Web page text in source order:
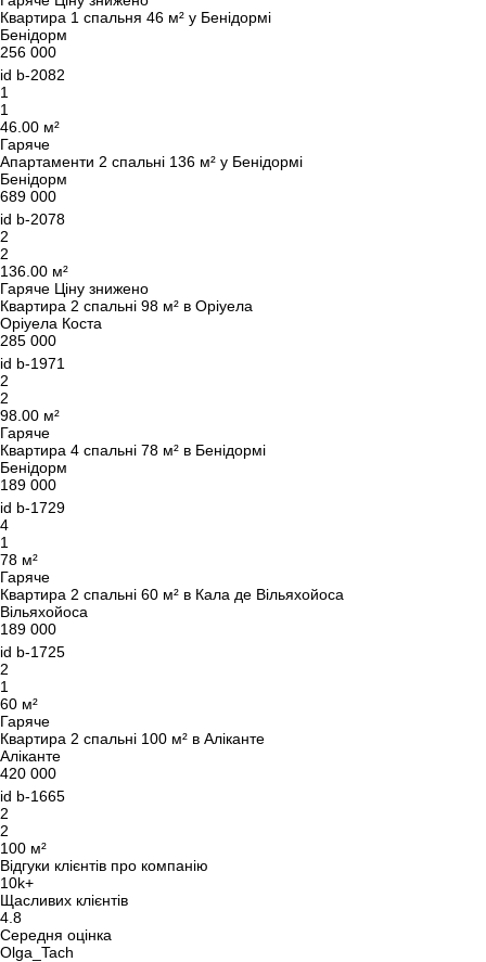
Квартира 1 спальня 46 м² у Бенідормі
Бенідорм
256 000
id b-2082
1
1
46.00 м²
Гаряче
Апартаменти 2 спальні 136 м² у Бенідормі
Бенідорм
689 000
id b-2078
2
2
136.00 м²
Гаряче Ціну знижено
Квартира 2 спальні 98 м² в Оріуела
Оріуела Коста
285 000
id b-1971
2
2
98.00 м²
Гаряче
Квартира 4 спальні 78 м² в Бенідормі
Бенідорм
189 000
id b-1729
4
1
78 м²
Гаряче
Квартира 2 спальні 60 м² в Кала де Вільяхойоса
Вільяхойоса
189 000
id b-1725
2
1
60 м²
Гаряче
Квартира 2 спальні 100 м² в Аліканте
Аліканте
420 000
id b-1665
2
2
100 м²
Відгуки клієнтів про компанію
10k+
Щасливих клієнтів
4.8
Середня оцінка
Olga_Tach
Дякуємо!
запит і відповімо
найближчим часом.
Підписку на оновлення успішно оформлено.
Залиште свої контактні дані, і ми зв’яжемося з